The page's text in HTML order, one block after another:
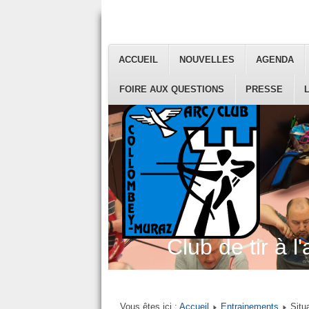
Club de tir à
ACCUEIL NOUVELLES AGENDA
FOIRE AUX QUESTIONS PRESSE
Vous êtes ici : Accueil Entrainements